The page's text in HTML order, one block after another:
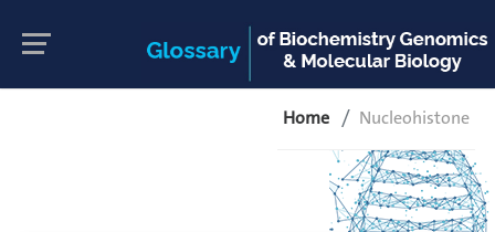
Home Nucleohistone